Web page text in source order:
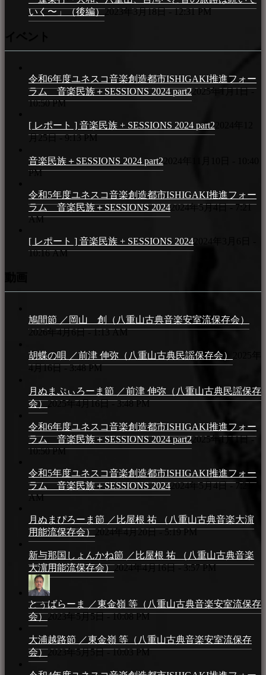
いく〜」（後編）2023年3月18日 - 12:31 PM
令和6年度ユネスコ音楽創造都市ISHIGAKI推進フォー
ラム 音楽民族＋SESSIONS 2024 part22025年1月1日 -
10:50 PM
[ レポート ] 音楽民族 + SESSIONS 2024 part2
月25日 - 9:13 PM
音楽民族＋SESSIONS 2024 part2
PM
令和5年度ユネスコ音楽創造都市ISHIGAKI推進フォー
ラム 音楽民族＋SESSIONS 20242024年5月4日 - 7:21
AM
[ レポート ] 音楽民族 + SESSIONS 2024
10:16 AM
鳩間節 ／岡山 創（八重山古典音楽安室流保存会）
2026年4月6日 - 1:13 AM
胡蝶の唄 ／前津 伸弥（八重山古典民謡保存会）
4月16日 - 3:48 PM
月ぬまぷぃろーま節 ／前津 伸弥（八重山古典民謡保存
会）2025年4月16日 - 3:48 PM
令和6年度ユネスコ音楽創造都市ISHIGAKI推進フォー
ラム 音楽民族＋SESSIONS 2024 part22025年1月1日 -
10:50 PM
令和5年度ユネスコ音楽創造都市ISHIGAKI推進フォー
ラム 音楽民族＋SESSIONS 20242024年5月4日 - 7:21
AM
月ぬまぴろーま節 ／比屋根 祐 （八重山古典音楽大濵
用能流保存会）2024年4月20日 - 5:19 PM
新与那国しょんかね節 ／比屋根 祐 （八重山古典音楽
大濵用能流保存会）2024年4月16日 - 3:57 PM
とぅばらーま ／東金嶺 等（八重山古典音楽安室流保存
会）2023年5月5日 - 10:08 PM
大浦越路節 ／東金嶺 等（八重山古典音楽安室流保存
会）2023年5月5日 - 10:03 PM